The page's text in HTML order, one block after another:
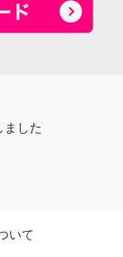
ました
いて